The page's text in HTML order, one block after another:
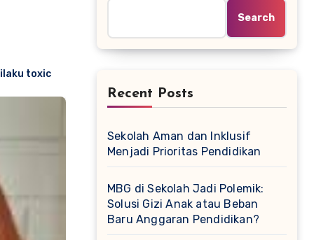
toxic
Search
Recent Posts
Sekolah Aman dan Inklusif
Menjadi Prioritas Pendidikan
MBG di Sekolah Jadi Polemik:
Solusi Gizi Anak atau Beban
Baru Anggaran Pendidikan?